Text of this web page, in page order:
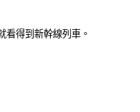
看得到新幹線列車。